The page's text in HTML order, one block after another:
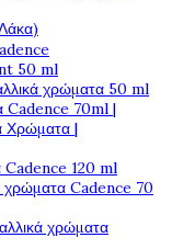
50 ml
χρώματα 50 ml
Cadence 70ml |
Χρώματα |
Cadence 120 ml
χρώματα Cadence 70
χρώματα